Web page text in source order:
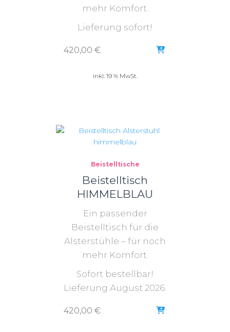
mehr Komfort.
Lieferung sofort!
420,00 €
inkl. 19 % MwSt.
Beistelltische
Beistelltisch
HIMMELBLAU
Ein passender
Beistelltisch für die
Alsterstühle – für noch
mehr Komfort.
Sofort bestellbar!
Lieferung August 2026.
420,00 €